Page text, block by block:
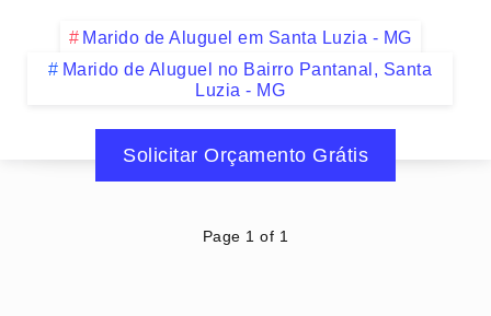
Marido de Aluguel em Santa Luzia - MG
Marido de Aluguel no Bairro Pantanal, Santa
Luzia - MG
Solicitar Orçamento Grátis
Page 1 of 1